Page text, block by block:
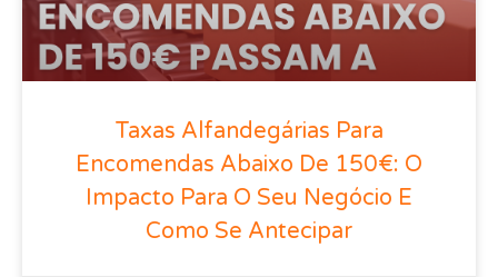
Taxas Alfandegárias Para
Encomendas Abaixo De 150€: O
Impacto Para O Seu Negócio E
Como Se Antecipar